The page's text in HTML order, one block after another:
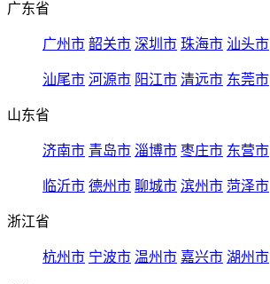
广东省
广州市 韶关市 深圳市 珠海市 汕头市
汕尾市 河源市 阳江市 清远市 东莞市
山东省
济南市 青岛市 淄博市 枣庄市 东营市
临沂市 德州市 聊城市 滨州市 菏泽市
浙江省
杭州市 宁波市 温州市 嘉兴市 湖州市